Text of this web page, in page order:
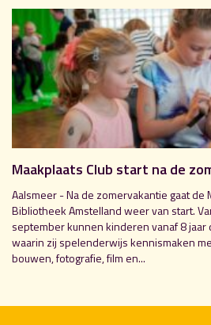
Maakplaats Club start na de
Aalsmeer - Na de zomervakantie gaat de
Bibliotheek Amstelland weer van start.
september kunnen kinderen vanaf 8
waarin zij spelenderwijs kennismaken
bouwen, fotografie, film en...